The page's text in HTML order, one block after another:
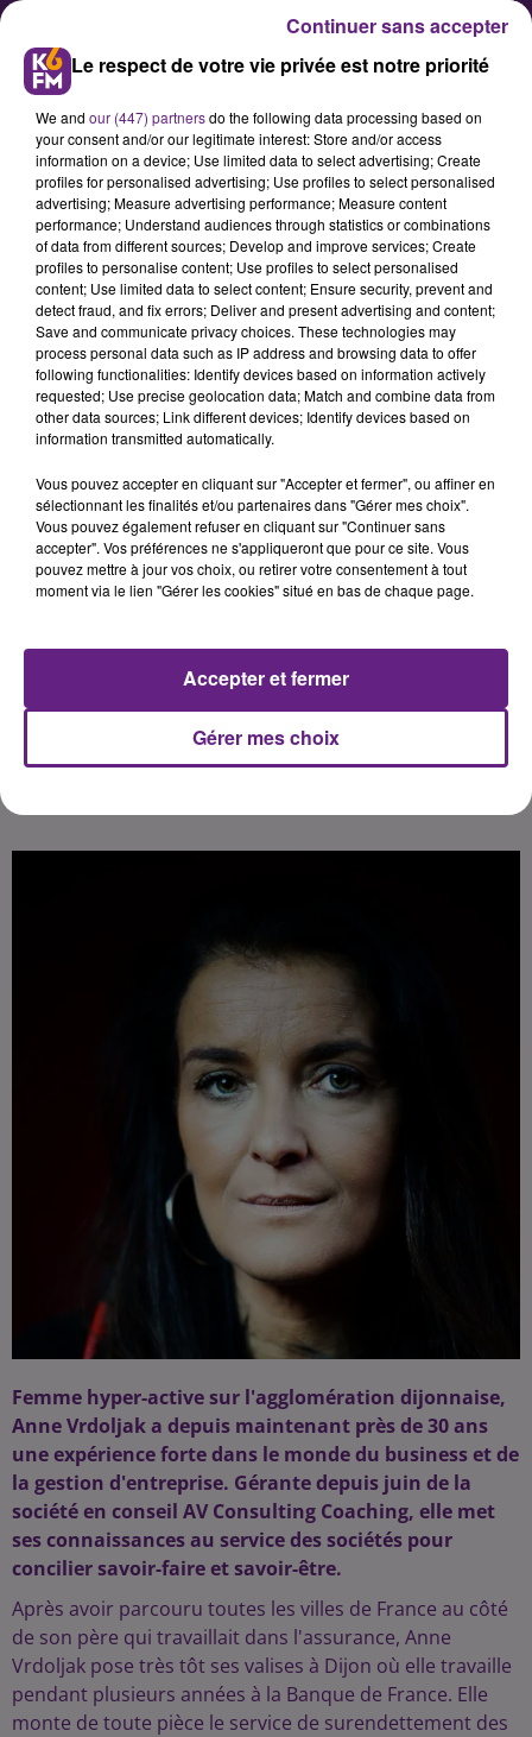
Economie : Â« Il faut remettre
l'humain au cÅ?ur de
l'entrepriseÂ» pour Anne
Vrdoljak
Femme hyper-active sur
l'agglomération dijonnaise, Anne
de 30 ans une expérience forte
dans le monde du business et de la
gestion d'entreprise. Gérante
depuis juin de la société en conseil
ses connaissances au service des
sociétés pour concilier savoir-faire
Femme hyper-active sur l'agglomération dijonnaise,
Anne Vrdoljak a depuis maintenant près de 30 ans
une expérience forte dans le monde du business et de
la gestion d'entreprise. Gérante depuis juin de la
société en conseil AV Consulting Coaching, elle met
ses connaissances au service des sociétés pour
concilier savoir-faire et savoir-être.
Après avoir parcouru toutes les villes de France au côté
de son père qui travaillait dans l'assurance, Anne
Vrdoljak pose très tôt ses valises à Dijon où elle travaille
pendant plusieurs années à la Banque de France. Elle
monte de toute pièce le service de surendettement des
Le respect de votre vie privée est notre priorité
We and our (447) partnersdo the following data processing based on
your consent and/or our legitimate interest: Store and/or access
information on a device; Use limited data to select advertising; Create
profiles for personalised advertising; Use profiles to select personalised
advertising; Measure advertising performance; Measure content
performance; Understand audiences through statistics or combinations
of data from different sources; Develop and improve services; Create
profiles to personalise content; Use profiles to select personalised
content; Use limited data to select content; Ensure security, prevent and
detect fraud, and fix errors; Deliver and present advertising and content;
Save and communicate privacy choices. These technologies may
process personal data such as IP address and browsing data to offer
following functionalities: Identify devices based on information actively
requested; Use precise geolocation data; Match and combine data from
other data sources; Link different devices; Identify devices based on
information transmitted automatically.
Vous pouvez accepter en cliquant sur "Accepter et fermer", ou affiner en
sélectionnant les finalités et/ou partenaires dans "Gérer mes choix".
Vous pouvez également refuser en cliquant sur "Continuer sans
accepter". Vos préférences ne s'appliqueront que pour ce site. Vous
pouvez mettre à jour vos choix, ou retirer votre consentement à tout
moment via le lien "Gérer les cookies" situé en bas de chaque page.
Gérer mes choix
Accepter et fermer
Continuer sans accepter